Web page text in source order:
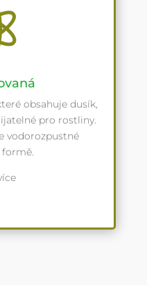
obsahuje dusík,
pro rostliny.
vodorozpustné